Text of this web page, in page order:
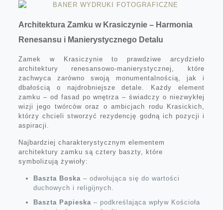
Architektura Zamku w Krasiczynie – Harmonia
Renesansu i Manierystycznego Detalu
Zamek w Krasiczynie to prawdziwe arcydzieło
architektury renesansowo-manierystycznej, które
zachwyca zarówno swoją monumentalnością, jak i
dbałością o najdrobniejsze detale. Każdy element
zamku – od fasad po wnętrza – świadczy o niezwykłej
wizji jego twórców oraz o ambicjach rodu Krasickich,
którzy chcieli stworzyć rezydencję godną ich pozycji i
aspiracji.
Najbardziej charakterystycznym elementem
architektury zamku są cztery baszty, które
symbolizują żywioły:
Baszta Boska – odwołująca się do wartości
duchowych i religijnych.
Baszta Papieska – podkreślająca wpływ Kościoła